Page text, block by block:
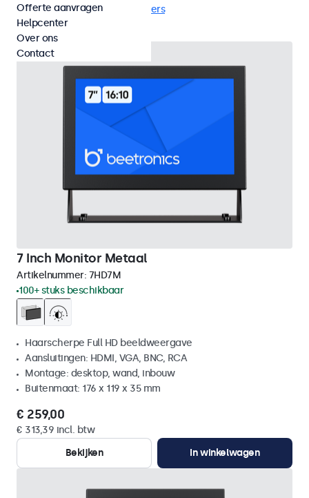
VGA Monitor Wis alle filters
7 Inch Monitor Metaal
Artikelnummer: 7HD7M
100+ stuks beschikbaar
Haarscherpe Full HD beeldweergave
Aansluitingen: HDMI, VGA, BNC, RCA
Montage: desktop, wand, inbouw
Buitenmaat: 176 x 119 x 35 mm
€ 259,00
€ 313,39 incl. btw
Bekijken
In winkelwagen
Offerte aanvragen
Helpcenter
Over ons
Contact